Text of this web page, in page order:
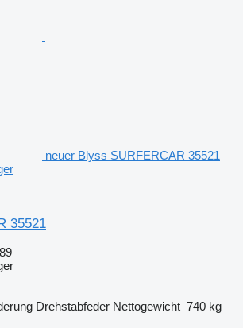
neuer Blyss SURFERCAR 35521
35521
Drehstabfeder Nettogewicht 740 kg